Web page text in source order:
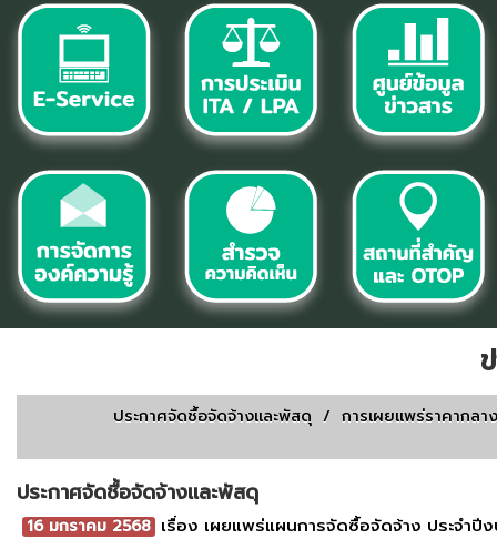
ประกาศจัดชื้อจัดจ้างเเละพัสดุ / การเผยเเพร่ราคากล
ประกาศจัดชื้อจัดจ้างเเละพัสดุ
16 มกราคม 2568 เรื่อง เผยแพร่แผนการจัดซื้อจัดจ้าง ประจ